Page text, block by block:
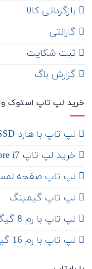
‌ بازگردانی کالا
گارانتی
ثبت شکایت
‌ گزارش باگ
خرید لپ تاپ استوک و
لپ تاپ با هارد SSD
خرید لپ تاپ Core i7
لپ تاپ صفحه
لپ تاپ گیمینگ
لپ تاپ با رم 8 گیگ
لپ تاپ با رم 16 گیگ